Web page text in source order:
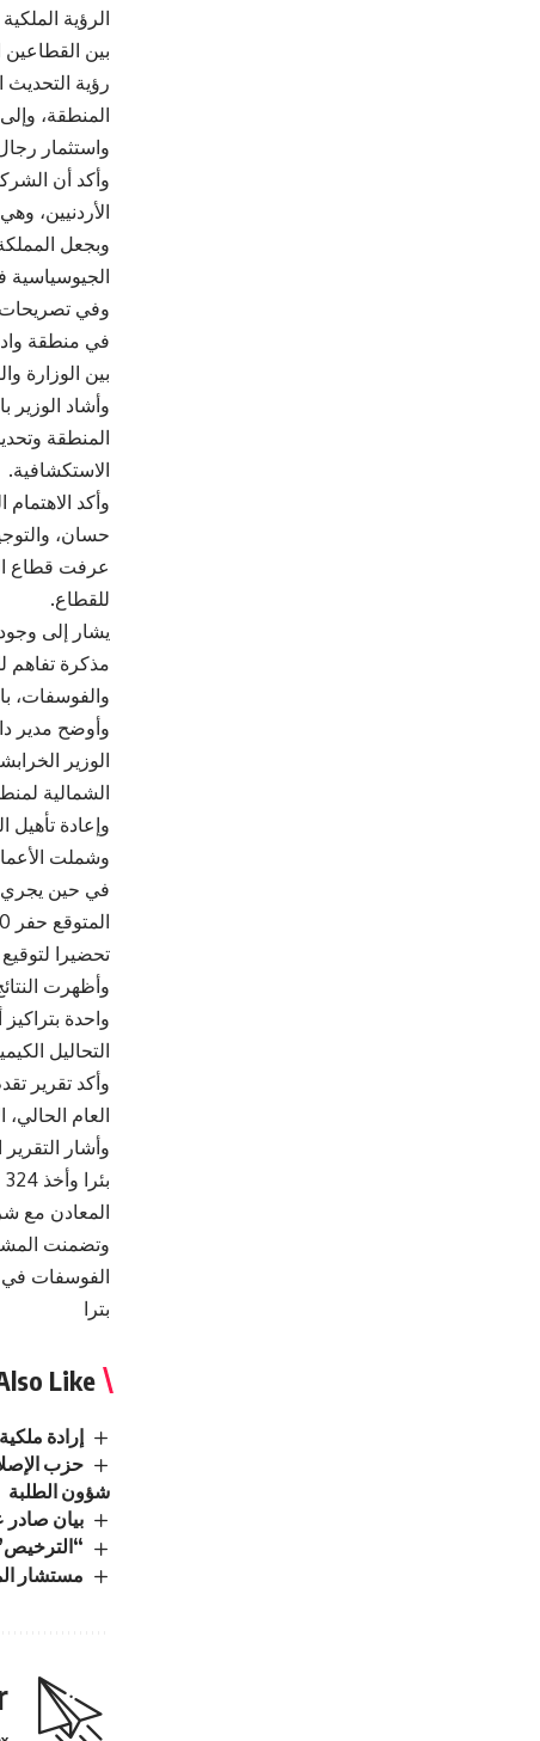
الرؤية
بين
رؤية التحديث
المنطقة،
واستثمار
وأكد أن
الأردنيين،
وبجعل
الجيوسياسية
وفي تصريحات
في منطقة
بين الوزارة
وأشاد الوزير
المنطقة
الاستكشافية.
وأكد
حسان،
عرفت قطاع
للقطاع.
مذكرة تفاهم
والفوسفات،
وأوضح مدير
الوزير
وإعادة تأهيل
في حين يجري
تحضيرا
وأظهرت
واحدة
التحاليل
العام
المعادن مع
وتضمنت
الفوسفات
بترا
Like
إرادة
حزب
شؤون الطلبة
بيان
مستشار